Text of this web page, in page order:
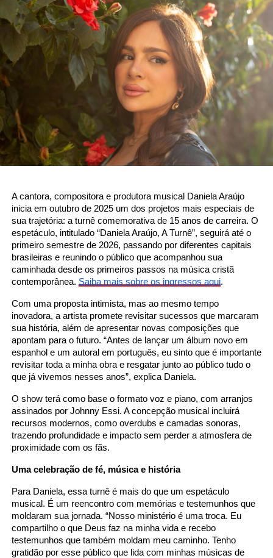
A cantora, compositora e produtora musical Daniela Araújo
inicia em outubro de 2025 um dos projetos mais especiais de
sua trajetória: a turnê comemorativa de 15 anos de carreira. O
espetáculo, intitulado “Daniela Araújo, A Turnê”, seguirá até o
primeiro semestre de 2026, passando por diferentes capitais
brasileiras e reunindo o público que acompanhou sua
caminhada desde os primeiros passos na música cristã
contemporânea. Saiba mais sobre os ingressos aqui.
Com uma proposta intimista, mas ao mesmo tempo
inovadora, a artista promete revisitar sucessos que marcaram
sua história, além de apresentar novas composições que
apontam para o futuro. “Antes de lançar um álbum novo em
espanhol e um autoral em português, eu sinto que é importante
revisitar toda a minha obra e resgatar junto ao público tudo o
que já vivemos nesses anos”, explica Daniela.
O show terá como base o formato voz e piano, com arranjos
assinados por Johnny Essi. A concepção musical incluirá
recursos modernos, como overdubs e camadas sonoras,
trazendo profundidade e impacto sem perder a atmosfera de
proximidade com os fãs.
Uma celebração de fé, música e história
Para Daniela, essa turnê é mais do que um espetáculo
musical. É um reencontro com memórias e testemunhos que
moldaram sua jornada. “Nosso ministério é uma troca. Eu
compartilho o que Deus faz na minha vida e recebo
testemunhos que também moldam meu caminho. Tenho
gratidão por esse público que lida com minhas músicas de